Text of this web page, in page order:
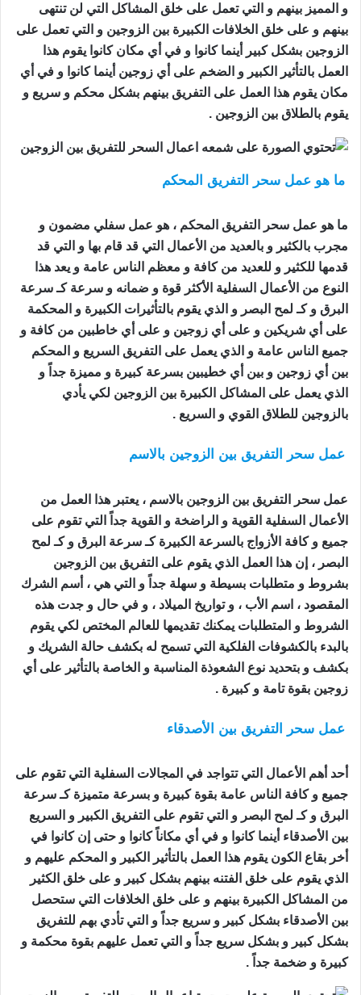
و المميز بينهم و التي تعمل على خلق المشاكل التي لن تنتهى
بينهم و على خلق الخلافات الكبيرة بين الزوجين و التي تعمل على
الزوجين بشكل كبير أينما كانوا و في أي مكان كانوا يقوم هذا
العمل بالتأثير الكبير و الضخم على أي زوجين أينما كانوا و في أي
مكان يقوم هذا العمل على التفريق بينهم بشكل محكم و سريع و
يقوم بالطلاق بين الزوجين .
ما هو عمل سحر التفريق المحكم
ما هو عمل سحر التفريق المحكم ، هو عمل سفلي مضمون و
مجرب بالكثير و بالعديد من الأعمال التي قد قام بها و التي قد
قدمها للكثير و للعديد من كافة و معظم الناس عامة و يعد هذا
النوع من الأعمال السفلية الأكثر قوة و ضمانه و سرعة كـ سرعة
البرق و كـ لمح البصر و الذي يقوم بالتأثيرات الكبيرة و المحكمة
على أي شريكين و على أي زوجين و على أي خاطبين من كافة و
جميع الناس عامة و الذي يعمل على التفريق السريع و المحكم
بين أي زوجين و بين أي خطيبين بسرعة كبيرة و مميزة جداً و
الذي يعمل على المشاكل الكبيرة بين الزوجين لكي يأدي
بالزوجين للطلاق القوي و السريع .
عمل سحر التفريق بين الزوجين بالاسم
عمل سحر التفريق بين الزوجين بالاسم ، يعتبر هذا العمل من
الأعمال السفلية القوية و الراضخة و القوية جداً التي تقوم على
جميع و كافة الأزواج بالسرعة الكبيرة كـ سرعة البرق و كـ لمح
البصر ، إن هذا العمل الذي يقوم على التفريق بين الزوجين
بشروط و متطلبات بسيطة و سهلة جداً و التي هي ، أسم الشرك
المقصود ، اسم الأب ، و تواريخ الميلاد ، و في حال و جدت هذه
الشروط و المتطلبات يمكنك تقديمها للعالم المختص لكي يقوم
بالبدء بالكشوفات الفلكية التي تسمح له بكشف حالة الشريك و
بكشف و بتحديد نوع الشعوذة المناسبة و الخاصة بالتأثير على أي
زوجين بقوة تامة و كبيرة .
عمل سحر التفريق بين الأصدقاء
أحد أهم الأعمال التي تتواجد في المجالات السفلية التي تقوم على
جميع و كافة الناس عامة بقوة كبيرة و بسرعة متميزة كـ سرعة
البرق و كـ لمح البصر و التي تقوم على التفريق الكبير و السريع
بين الأصدقاء أينما كانوا و في أي مكاناً كانوا و حتى إن كانوا في
أخر بقاع الكون يقوم هذا العمل بالتأثير الكبير و المحكم عليهم و
الذي يقوم على خلق الفتنه بينهم بشكل كبير و على خلق الكثير
من المشاكل الكبيرة بينهم و على خلق الخلافات التي ستحصل
بين الأصدقاء بشكل كبير و سريع جداً و التي تأدي بهم للتفريق
بشكل كبير و بشكل سريع جداً و التي تعمل عليهم بقوة محكمة و
كبيرة و ضخمة جداً .